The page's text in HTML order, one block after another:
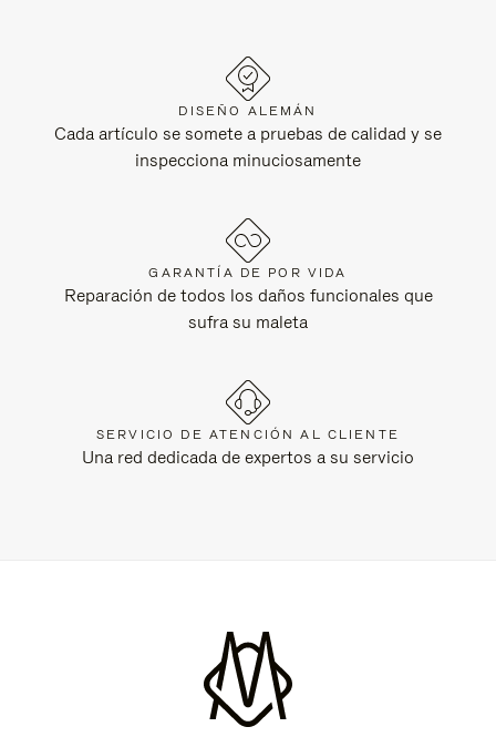
DISEÑO ALEMÁN
Cada artículo se somete a pruebas de calidad y se
inspecciona minuciosamente
GARANTÍA DE POR VIDA
Reparación de todos los daños funcionales que
sufra su maleta
SERVICIO DE ATENCIÓN AL CLIENTE
Una red dedicada de expertos a su servicio